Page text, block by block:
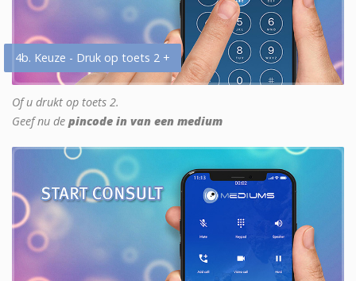
4b. Keuze - Druk op toets 2 +
Of u drukt op toets 2.
Geef nu de pincode in van een medium